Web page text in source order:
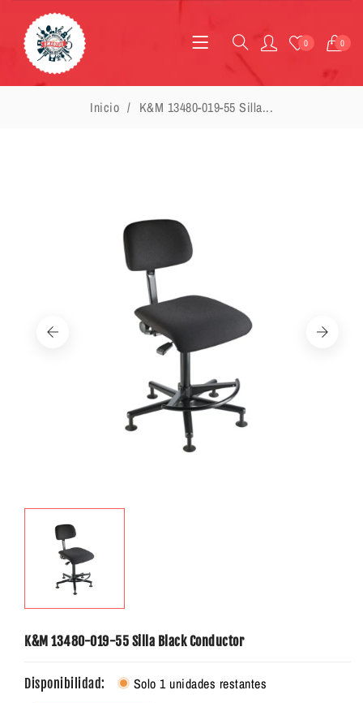
0 0
Inicio K&M 13480-019-55 Silla...
K&M 13480-019-55 Silla Black Conductor
Disponibilidad: Solo 1 unidades restantes